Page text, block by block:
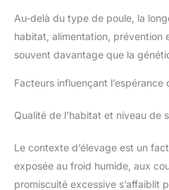
Au-delà du type de poule, la
habitat, alimentation, prévention
souvent davantage que la
Facteurs influençant l’espérance
Qualité de l’habitat et niveau de
Le contexte d’élevage est un
exposée au froid humide, aux
promiscuité excessive s’affaiblit